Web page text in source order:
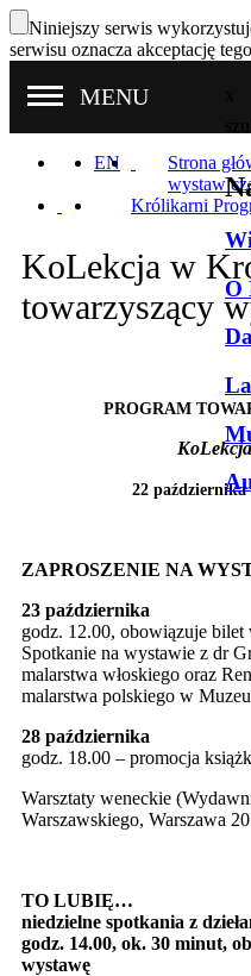
Niniejszy serwis
serwisu oznacza akceptację
MENU
O
EN Strona
wystaw
Królikarni
KoLekcja w
towarzyszący
PROGRAM
22 października
ZAPROSZENIE NA
23 października
godz. 12.00, obowiązuje bilet
Spotkanie na wystawie z dr
malarstwa włoskiego oraz
malarstwa polskiego w
28 października
godz. 18.00 – promocja
Warsztaty weneckie
Warszawskiego, Warszawa
TO LUBIĘ…
niedzielne spotkania z
godz. 14.00, ok. 30 minut,
wystawę